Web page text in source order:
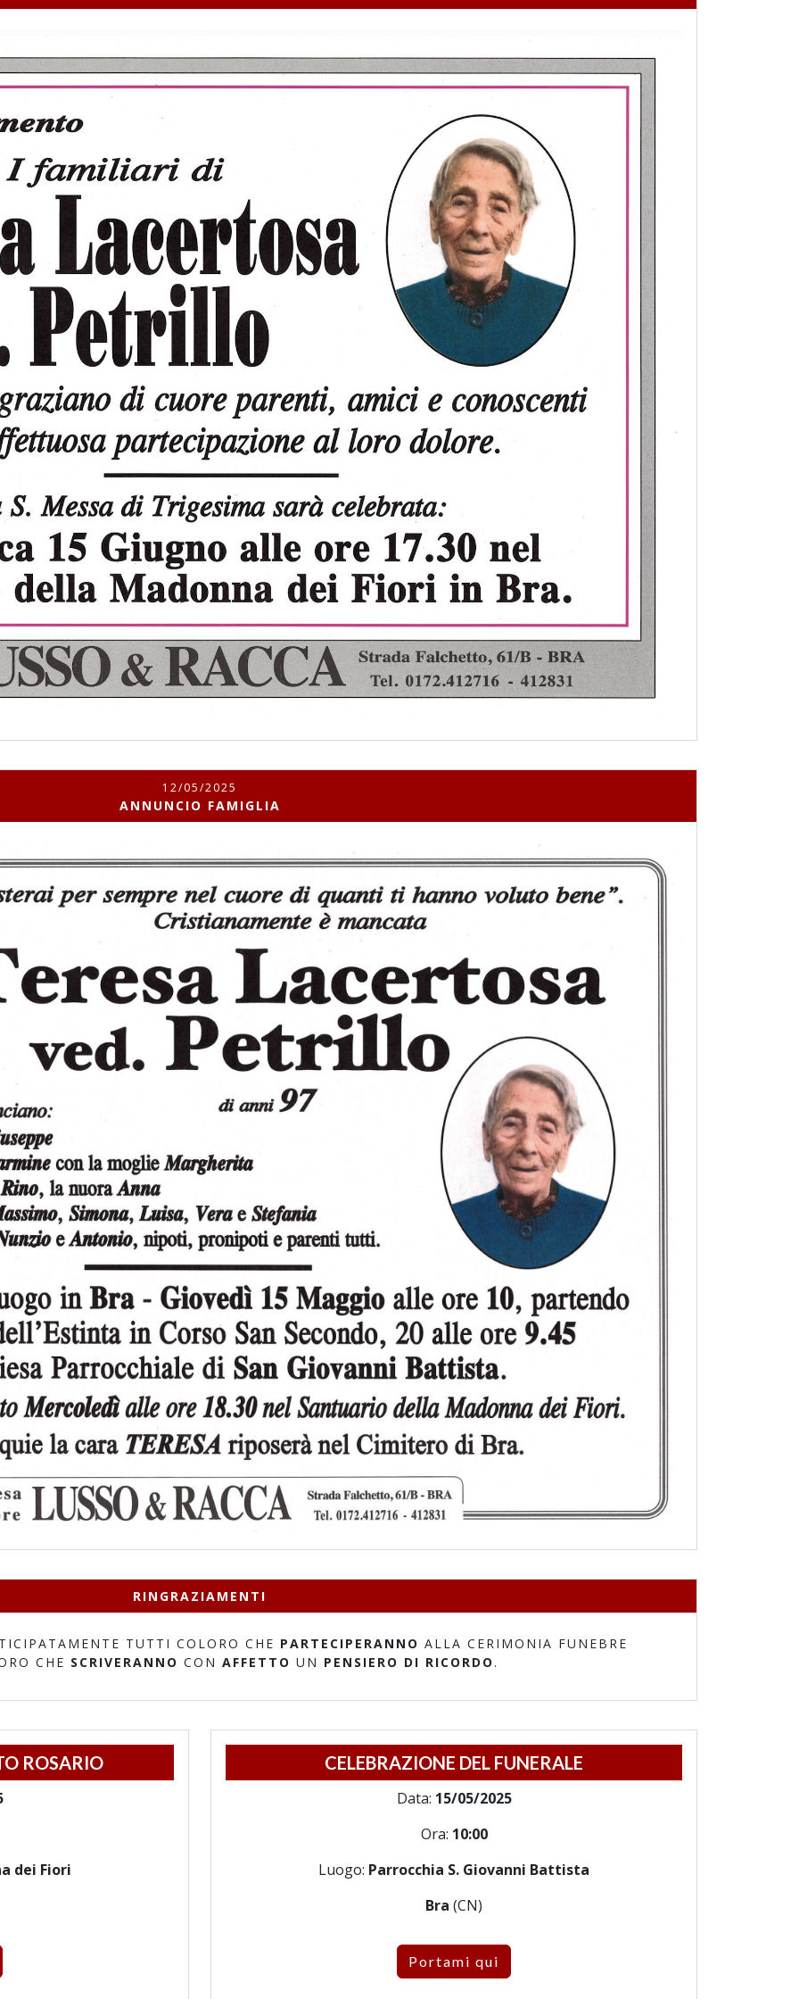
12/05/2025
ANNUNCIO FAMIGLIA
RINGRAZIAMENTI
TUTTI COLORO CHE PARTECIPERANNO ALLA CERIMONIA FUNEBRE
CHE SCRIVERANNO CON AFFETTO UN PENSIERO DI RICORDO .
ROSARIO
dei Fiori
CELEBRAZIONE DEL FUNERALE
Data: 15/05/2025
Ora: 10:00
Luogo: Parrocchia S. Giovanni Battista
Bra (CN)
Portami qui